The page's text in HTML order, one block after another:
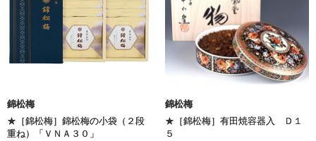
錦松梅
★［錦松梅］錦松梅の小袋（２段
重ね）「ＶＮＡ３０」
錦松梅
★［錦松梅］有田焼容器入 Ｄ１
５